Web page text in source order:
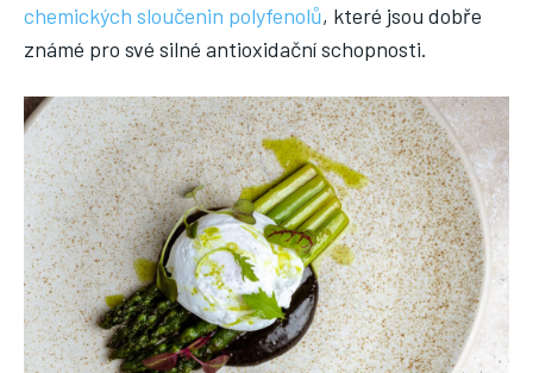
chemických sloučenin polyfenolů, které jsou dobře
známé pro své silné antioxidační schopnosti.